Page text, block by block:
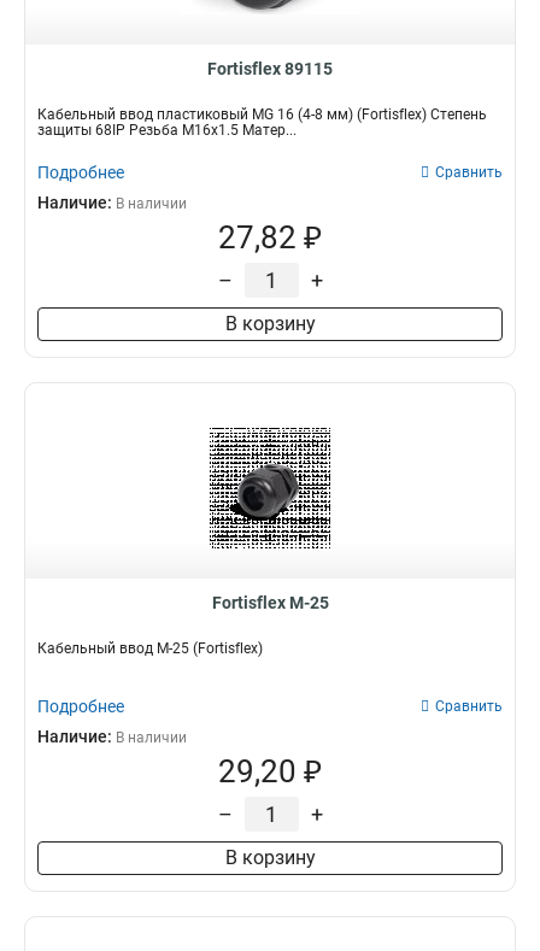
Fortisflex 89115
Кабельный ввод пластиковый МG 16 (4-8 мм) (Fortisflex) Степень
защиты 68IP Резьба M16x1.5 Матер...
Подробнее Сравнить
Наличие: В наличии
27,82 ₽
– +
В корзину
Fortisflex M-25
Кабельный ввод M-25 (Fortisflex)
Подробнее Сравнить
Наличие: В наличии
29,20 ₽
– +
В корзину